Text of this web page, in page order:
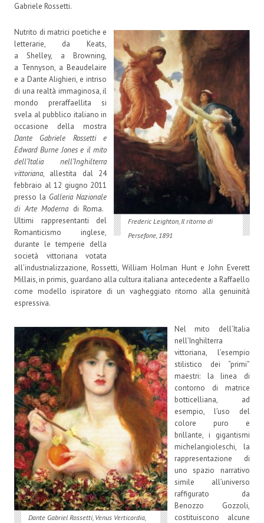
Gabriele Rossetti.
Frederic Leighton, Il ritorno di
Persefone, 1891
Nutrito di matrici poetiche e
letterarie, da Keats,
a Shelley, a Browning,
a Tennyson, a Beaudelaire
e a Dante Alighieri, e intriso
di una realtà immaginosa, il
mondo preraffaellita si
svela al pubblico italiano in
occasione della mostra
Dante Gabriele Rossetti e
Edward Burne Jones e il mito
dell’Italia nell’Inghilterra
vittoriana, allestita dal 24
febbraio al 12 giugno 2011
presso la Galleria Nazionale
di Arte Moderna di Roma.
Ultimi rappresentanti del
Romanticismo inglese,
durante le temperie della
società vittoriana votata
all’industrializzazione, Rossetti, William Holman Hunt e John Everett
Millais, in primis, guardano alla cultura italiana antecedente a Raffaello
come modello ispiratore di un vagheggiato ritorno alla genuinità
espressiva.
Dante Gabriel Rossetti, Venus Verticordia,
Nel mito dell’Italia
nell’Inghilterra
vittoriana, l’esempio
stilistico dei “primi”
maestri: la linea di
contorno di matrice
botticelliana, ad
esempio, l’uso del
colore puro e
brillante, i gigantismi
michelangioleschi, la
rappresentazione di
uno spazio narrativo
simile all’universo
raffigurato da
Benozzo Gozzoli,
costituiscono alcune